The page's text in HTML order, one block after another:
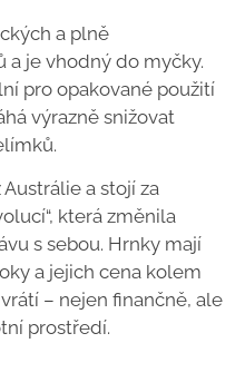
a plně
je vhodný do myčky.
pro opakované použití
výrazně snižovat
a stojí za
která změnila
s sebou. Hrnky mají
a jejich cena kolem
– nejen finančně, ale
prostředí.